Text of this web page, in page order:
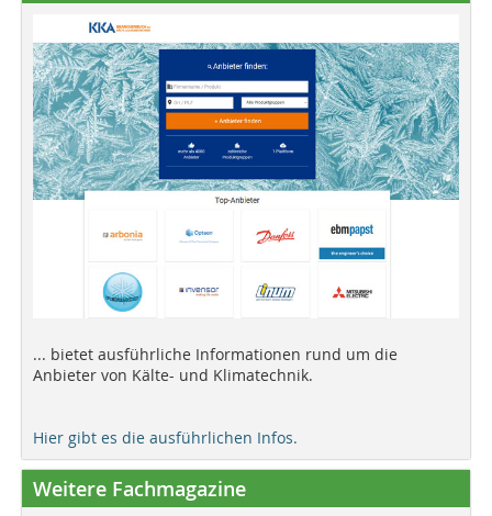
... bietet ausführliche Informationen rund um die
Anbieter von Kälte- und Klimatechnik.
Hier gibt es die ausführlichen Infos.
Weitere Fachmagazine